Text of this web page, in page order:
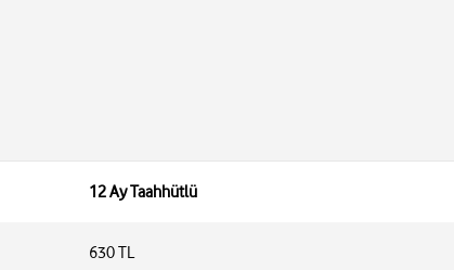
12 Ay Taahhütlü
630 TL